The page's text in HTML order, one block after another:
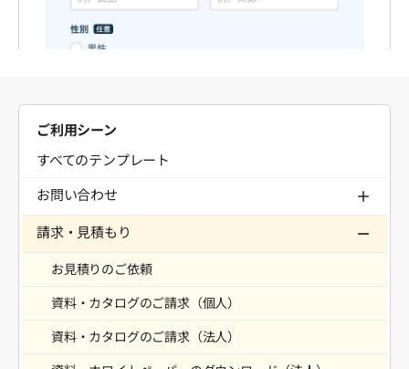
ご利用シーン
すべてのテンプレート
お問い合わせ
請求・見積もり
お見積りのご依頼
資料・カタログのご請求（個人）
資料・カタログのご請求（法人）